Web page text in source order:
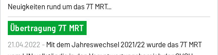
Neuigkeiten rund um das 7T MRT...
Übertragung 7T MRT
21.04.2022 -Mit dem Jahreswechsel 2021/22 wurde das 7T MRT